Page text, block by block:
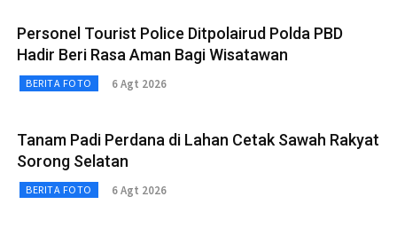
Personel Tourist Police Ditpolairud Polda PBD
Hadir Beri Rasa Aman Bagi Wisatawan
BERITA FOTO 6 Agt 2026
Tanam Padi Perdana di Lahan Cetak Sawah Rakyat
Sorong Selatan
BERITA FOTO 6 Agt 2026